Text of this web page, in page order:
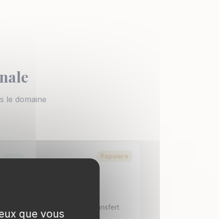
le domaine
Populaire
Gestion de l'exit tax lors du transfert
de résidence. Report, sursis,
que vous